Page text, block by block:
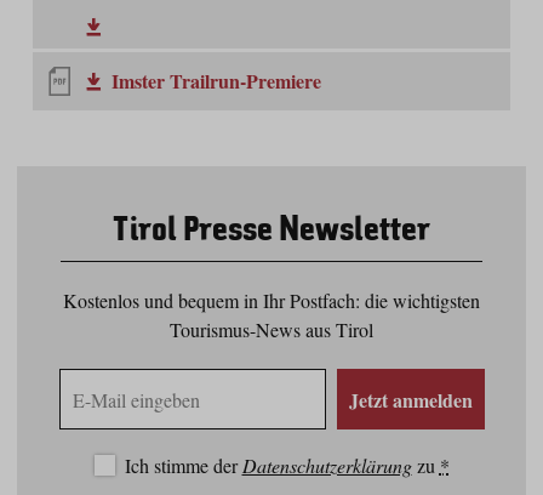
Imster Trailrun-Premiere
Tirol Presse Newsletter
Kostenlos und bequem in Ihr Postfach: die wichtigsten
Tourismus-News aus Tirol
Mail
Jetzt anmelden
Ich stimme derDatenschutzerklärungzu *